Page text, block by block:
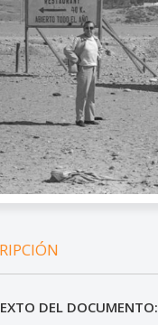
DEL DOCUMENTO: